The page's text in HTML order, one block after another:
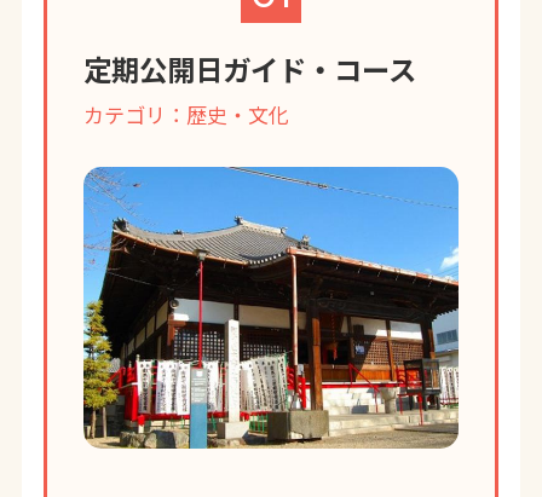
定期公開日ガイド・コース
カテゴリ：歴史・文化